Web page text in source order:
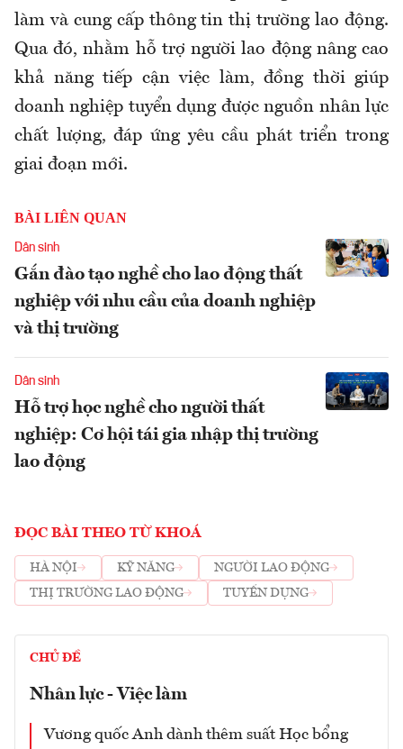
làm và cung cấp thông tin thị trường lao động.
Qua đó, nhằm hỗ trợ người lao động nâng cao
khả năng tiếp cận việc làm, đồng thời giúp
doanh nghiệp tuyển dụng được nguồn nhân lực
chất lượng, đáp ứng yêu cầu phát triển trong
giai đoạn mới.
BÀI LIÊN QUAN
Dân sinh
Gắn đào tạo nghề cho lao động thất
nghiệp với nhu cầu của doanh nghiệp
và thị trường
Dân sinh
Hỗ trợ học nghề cho người thất
nghiệp: Cơ hội tái gia nhập thị trường
lao động
ĐỌC BÀI THEO TỪ KHOÁ
HÀ NỘI KỸ NĂNG
NGƯỜI LAO ĐỘNG
THỊ TRƯỜNG LAO ĐỘNG
TUYỂN DỤNG
CHỦ ĐỀ
Nhân lực - Việc làm
Vương quốc Anh dành thêm suất Học bổng